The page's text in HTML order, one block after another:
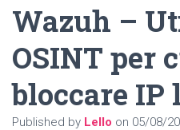
Wazuh –
OSINT per
bloccare IP
Published by Lello on 05/08/